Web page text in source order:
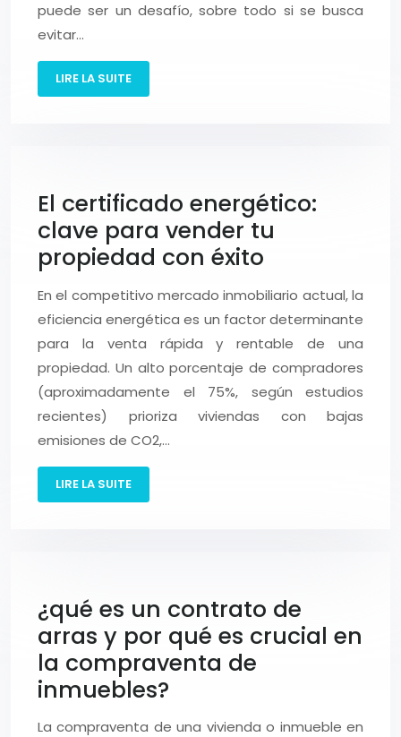
puede ser un desafío, sobre todo si se busca
evitar…
LIRE LA SUITE
El certificado energético:
clave para vender tu
propiedad con éxito
En el competitivo mercado inmobiliario actual, la
eficiencia energética es un factor determinante
para la venta rápida y rentable de una
propiedad. Un alto porcentaje de compradores
(aproximadamente el 75%, según estudios
recientes) prioriza viviendas con bajas
emisiones de CO2,…
LIRE LA SUITE
¿qué es un contrato de
arras y por qué es crucial en
la compraventa de
inmuebles?
La compraventa de una vivienda o inmueble en